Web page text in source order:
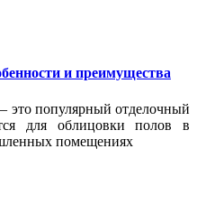
и преимущества
это популярный отделочный
для облицовки полов в
помещениях